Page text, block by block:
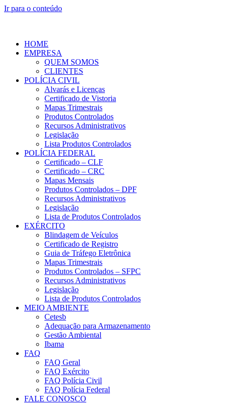
Ir para o conteúdo
HOME
EMPRESA
QUEM SOMOS
CLIENTES
POLÍCIA CIVIL
Alvarás e Licenças
Certificado de Vistoria
Mapas Trimestrais
Produtos Controlados
Recursos Administrativos
Legislação
Lista Produtos Controlados
POLÍCIA FEDERAL
Certificado – CLF
Certificado – CRC
Mapas Mensais
Produtos Controlados – DPF
Recursos Administrativos
Legislação
Lista de Produtos Controlados
EXÉRCITO
Blindagem de Veículos
Certificado de Registro
Guia de Tráfego Eletrônica
Mapas Trimestrais
Produtos Controlados – SFPC
Recursos Administrativos
Legislação
Lista de Produtos Controlados
MEIO AMBIENTE
Cetesb
Adequação para Armazenamento
Gestão Ambiental
Ibama
FAQ
FAQ Geral
FAQ Exército
FAQ Polícia Civil
FAQ Polícia Federal
FALE CONOSCO